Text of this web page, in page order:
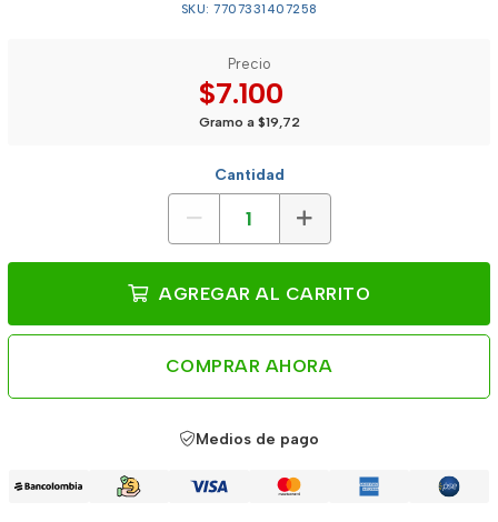
SKU: 7707331407258
Precio
$7.100
Gramo a $19,72
Cantidad
AGREGAR AL CARRITO
COMPRAR AHORA
Medios de pago